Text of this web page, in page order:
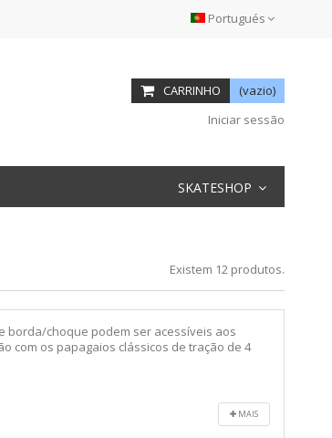
Portugués
CARRINHO
(vazio)
Iniciar sessão
SKATESHOP
Existem 12 produtos.
borda/choque podem ser acessíveis aos
com os papagaios clássicos de tração de 4
MAIS